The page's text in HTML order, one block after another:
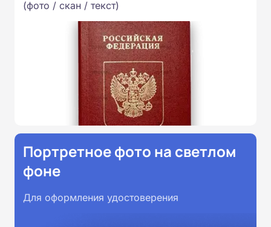
(фото / скан / текст)
Портретное фото на светлом
фоне
Для оформления удостоверения